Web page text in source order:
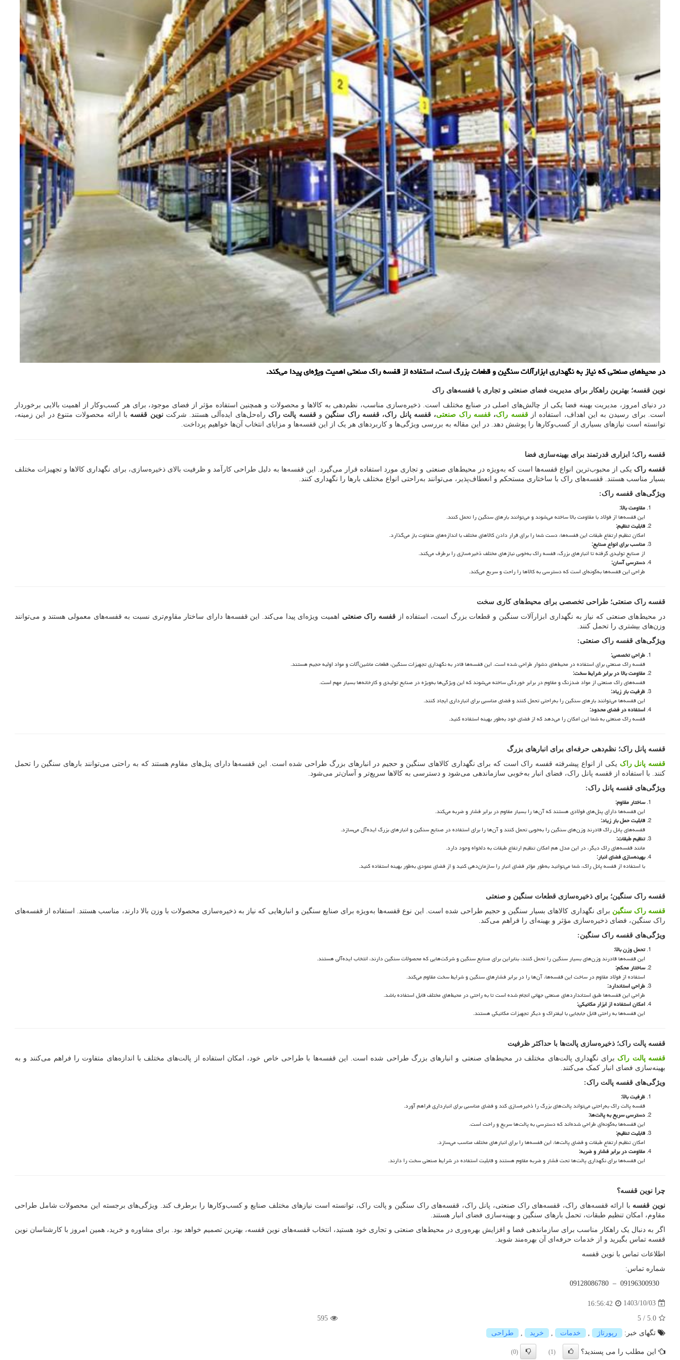
در محیط‌های صنعتی که نیاز به نگهداری ابزارآلات سنگین و قطعات بزرگ است، استفاده از قفسه راک صنعتی اهمیت ویژه‌ای پیدا می‌کند.
نوین قفسه؛ بهترین راهکار برای مدیریت فضای صنعتی و تجاری با قفسه‌های راک
در دنیای امروز، مدیریت بهینه فضا یکی از چالش‌های اصلی در صنایع مختلف است. ذخیره‌سازی مناسب، نظم‌دهی به کالاها و محصولات و همچنین استفاده مؤثر از فضای موجود، برای هر کسب‌وکار از اهمیت بالایی برخوردار
است. برای رسیدن به این اهداف، استفاده ازقفسه راک،قفسه راک صنعتی، قفسه پانل راک، قفسه راک سنگین وقفسه پالت راک راه‌حل‌های ایده‌آلی هستند. شرکتنوین قفسه با ارائه محصولات متنوع در این زمینه،
توانسته است نیازهای بسیاری از کسب‌وکارها را پوشش دهد. در این مقاله به بررسی ویژگی‌ها و کاربردهای هر یک از این قفسه‌ها و مزایای انتخاب آن‌ها خواهیم پرداخت.
قفسه راک؛ ابزاری قدرتمند برای بهینه‌سازی فضا
قفسه راک یکی از محبوب‌ترین انواع قفسه‌ها است که به‌ویژه در محیط‌های صنعتی و تجاری مورد استفاده قرار می‌گیرد. این قفسه‌ها به دلیل طراحی کارآمد و ظرفیت بالای ذخیره‌سازی، برای نگهداری کالاها و تجهیزات مختلف
بسیار مناسب هستند. قفسه‌های راک با ساختاری مستحکم و انعطاف‌پذیر، می‌توانند به‌راحتی انواع مختلف بارها را نگهداری کنند.
ویژگی‌های قفسه راک:
مقاومت بالا:
این قفسه‌ها از فولاد با مقاومت بالا ساخته می‌شوند و می‌توانند بارهای سنگین را تحمل کنند.
قابلیت تنظیم:
امکان تنظیم ارتفاع طبقات این قفسه‌ها، دست شما را برای قرار دادن کالاهای مختلف با اندازه‌های متفاوت باز می‌گذارد.
مناسب برای انواع صنایع:
از صنایع تولیدی گرفته تا انبارهای بزرگ، قفسه راک به‌خوبی نیازهای مختلف ذخیره‌سازی را برطرف می‌کند.
دسترسی آسان:
طراحی این قفسه‌ها به‌گونه‌ای است که دسترسی به کالاها را راحت و سریع می‌کند.
قفسه راک صنعتی؛ طراحی تخصصی برای محیط‌های کاری سخت
در محیط‌های صنعتی که نیاز به نگهداری ابزارآلات سنگین و قطعات بزرگ است، استفاده از قفسه راک صنعتی اهمیت ویژه‌ای پیدا می‌کند. این قفسه‌ها دارای ساختار مقاوم‌تری نسبت به قفسه‌های معمولی هستند و می‌توانند
وزن‌های بیشتری را تحمل کنند.
ویژگی‌های قفسه راک صنعتی:
طراحی تخصصی:
قفسه راک صنعتی برای استفاده در محیط‌های دشوار طراحی شده است. این قفسه‌ها قادر به نگهداری تجهیزات سنگین، قطعات ماشین‌آلات و مواد اولیه حجیم هستند.
مقاومت بالا در برابر شرایط سخت:
قفسه‌های راک صنعتی از مواد ضدزنگ و مقاوم در برابر خوردگی ساخته می‌شوند که این ویژگی‌ها به‌ویژه در صنایع تولیدی و کارخانه‌ها بسیار مهم است.
ظرفیت بار زیاد:
این قفسه‌ها می‌توانند بارهای سنگین را به‌راحتی تحمل کنند و فضای مناسبی برای انبارداری ایجاد کنند.
استفاده در فضای محدود:
قفسه راک صنعتی به شما این امکان را می‌دهد که از فضای خود به‌طور بهینه استفاده کنید.
قفسه پانل راک؛ نظم‌دهی حرفه‌ای برای انبارهای بزرگ
قفسه پانل راک یکی از انواع پیشرفته قفسه راک است که برای نگهداری کالاهای سنگین و حجیم در انبارهای بزرگ طراحی شده است. این قفسه‌ها دارای پنل‌های مقاوم هستند که به راحتی می‌توانند بارهای سنگین را تحمل
کنند. با استفاده از قفسه پانل راک، فضای انبار به‌خوبی سازماندهی می‌شود و دسترسی به کالاها سریع‌تر و آسان‌تر می‌شود.
ویژگی‌های قفسه پانل راک:
ساختار مقاوم:
این قفسه‌ها دارای پنل‌های فولادی هستند که آن‌ها را بسیار مقاوم در برابر فشار و ضربه می‌کند.
قابلیت حمل بار زیاد:
قفسه‌های پانل راک قادرند وزن‌های سنگین را به‌خوبی تحمل کنند و آن‌ها را برای استفاده در صنایع سنگین و انبارهای بزرگ ایده‌آل می‌سازد.
تنظیم طبقات:
مانند قفسه‌های راک دیگر، در این مدل هم امکان تنظیم ارتفاع طبقات به دلخواه وجود دارد.
بهینه‌سازی فضای انبار:
با استفاده از قفسه پانل راک، شما می‌توانید به‌طور مؤثر فضای انبار را سازمان‌دهی کنید و از فضای عمودی به‌طور بهینه استفاده کنید.
قفسه راک سنگین؛ برای ذخیره‌سازی قطعات سنگین و صنعتی
قفسه راک سنگین برای نگهداری کالاهای بسیار سنگین و حجیم طراحی شده است. این نوع قفسه‌ها به‌ویژه برای صنایع سنگین و انبارهایی که نیاز به ذخیره‌سازی محصولات با وزن بالا دارند، مناسب هستند. استفاده از قفسه‌های
راک سنگین، فضای ذخیره‌سازی مؤثر و بهینه‌ای را فراهم می‌کند.
ویژگی‌های قفسه راک سنگین:
تحمل وزن بالا:
این قفسه‌ها قادرند وزن‌های بسیار سنگین را تحمل کنند، بنابراین برای صنایع سنگین و شرکت‌هایی که محصولات سنگین دارند، انتخاب ایده‌آلی هستند.
ساختار محکم:
استفاده از فولاد مقاوم در ساخت این قفسه‌ها، آن‌ها را در برابر فشارهای سنگین و شرایط سخت مقاوم می‌کند.
طراحی استاندارد:
طراحی این قفسه‌ها طبق استانداردهای صنعتی جهانی انجام شده است تا به راحتی در محیط‌های مختلف قابل استفاده باشد.
امکان استفاده از ابزار مکانیکی:
این قفسه‌ها به راحتی قابل جابجایی با لیفتراک و دیگر تجهیزات مکانیکی هستند.
قفسه پالت راک؛ ذخیره‌سازی پالت‌ها با حداکثر ظرفیت
قفسه پالت راک برای نگهداری پالت‌های مختلف در محیط‌های صنعتی و انبارهای بزرگ طراحی شده است. این قفسه‌ها با طراحی خاص خود، امکان استفاده از پالت‌های مختلف با اندازه‌های متفاوت را فراهم می‌کنند و به
بهینه‌سازی فضای انبار کمک می‌کنند.
ویژگی‌های قفسه پالت راک:
ظرفیت بالا:
قفسه پالت راک به‌راحتی می‌تواند پالت‌های بزرگ را ذخیره‌سازی کند و فضای مناسبی برای انبارداری فراهم آورد.
دسترسی سریع به پالت‌ها:
این قفسه‌ها به‌گونه‌ای طراحی شده‌اند که دسترسی به پالت‌ها سریع و راحت است.
قابلیت تنظیم:
امکان تنظیم ارتفاع طبقات و فضای پالت‌ها، این قفسه‌ها را برای انبارهای مختلف مناسب می‌سازد.
مقاومت در برابر فشار و ضربه:
این قفسه‌ها برای نگهداری پالت‌ها تحت فشار و ضربه مقاوم هستند و قابلیت استفاده در شرایط صنعتی سخت را دارند.
چرا نوین قفسه؟
نوین قفسه با ارائه قفسه‌های راک، قفسه‌های راک صنعتی، پانل راک، قفسه‌های راک سنگین و پالت راک، توانسته است نیازهای مختلف صنایع و کسب‌وکارها را برطرف کند. ویژگی‌های برجسته این محصولات شامل طراحی
مقاوم، امکان تنظیم طبقات، تحمل بارهای سنگین و بهینه‌سازی فضای انبار هستند.
اگر به دنبال یک راهکار مناسب برای سازماندهی فضا و افزایش بهره‌وری در محیط‌های صنعتی و تجاری خود هستید، انتخاب قفسه‌های نوین قفسه، بهترین تصمیم خواهد بود. برای مشاوره و خرید، همین امروز با کارشناسان نوین
قفسه تماس بگیرید و از خدمات حرفه‌ای آن بهره‌مند شوید.
اطلاعات تماس با نوین قفسه
شماره تماس:
09128086780 – 09196300930
1403/10/03
16:56:42
5.0
/
5
595
تگهای خبر:
رپورتاژ , خدمات , خرید , طراحی
این مطلب را می پسندید؟ (1)
(0)